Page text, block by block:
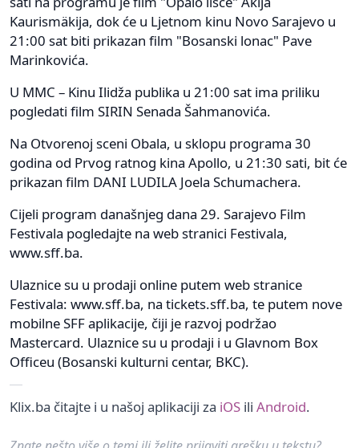
Kaurismäkija, dok će u Ljetnom kinu Novo Sarajevo u
21:00 sat biti prikazan film "Bosanski lonac" Pave
Marinkovića.
U MMC – Kinu Ilidža publika u 21:00 sat ima priliku
pogledati film SIRIN Senada Šahmanovića.
Na Otvorenoj sceni Obala, u sklopu programa 30
godina od Prvog ratnog kina Apollo, u 21:30 sati, bit će
prikazan film DANI LUDILA Joela Schumachera.
Cijeli program današnjeg dana 29. Sarajevo Film
Festivala pogledajte na web stranici Festivala,
www.sff.ba.
Ulaznice su u prodaji online putem web stranice
Festivala: www.sff.ba, na tickets.sff.ba, te putem nove
mobilne SFF aplikacije, čiji je razvoj podržao
Mastercard. Ulaznice su u prodaji i u Glavnom Box
Officeu (Bosanski kulturni centar, BKC).
Klix.ba čitajte i u našoj aplikaciji za iOS ili Android.